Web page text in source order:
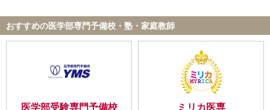
【料金】
料金は総合すると高いように思った。料金設定はわかりやすいの
【良かった点（改善してほしい点） 】
講師の方々が親切で丁寧だったので聞きやすかったのが一番良か
ったところです。
おすすめの医学部専門予備校・塾・家庭教師
医学部受験専門予備校
ミリカ医専